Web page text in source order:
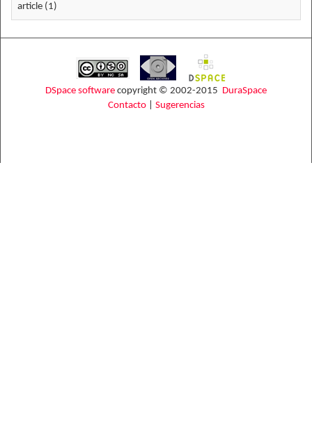
article (1)
DSpace software copyright © 2002-2015 DuraSpace
Contacto| Sugerencias